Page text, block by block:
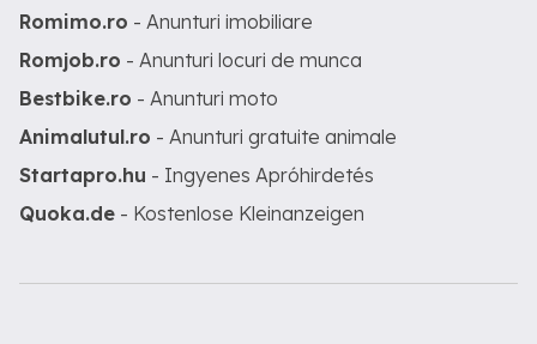
Romimo.ro - Anunturi imobiliare
Romjob.ro - Anunturi locuri de munca
Bestbike.ro - Anunturi moto
Animalutul.ro - Anunturi gratuite animale
Startapro.hu - Ingyenes Apróhirdetés
Quoka.de - Kostenlose Kleinanzeigen